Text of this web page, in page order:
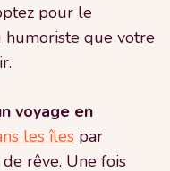
pour le
humoriste que votre
voyage en
les îles par
rêve. Une fois